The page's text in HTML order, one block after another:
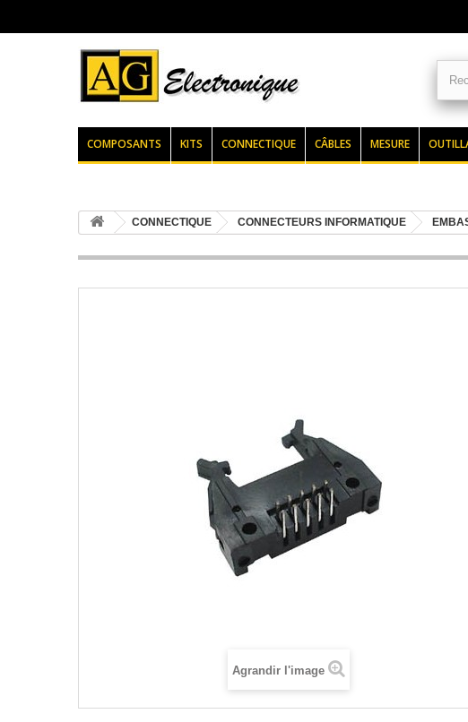
COMPOSANTS KITS CONNECTIQUE CÂBLES MESURE
CONNECTIQUE CONNECTEURS INFORMATIQUE
Agrandir l'image